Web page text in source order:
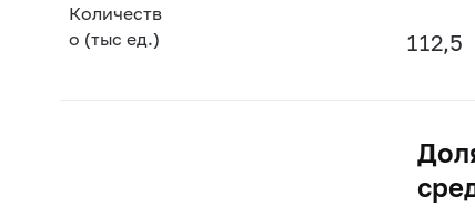
Количеств
о (тыс ед.)
112,5